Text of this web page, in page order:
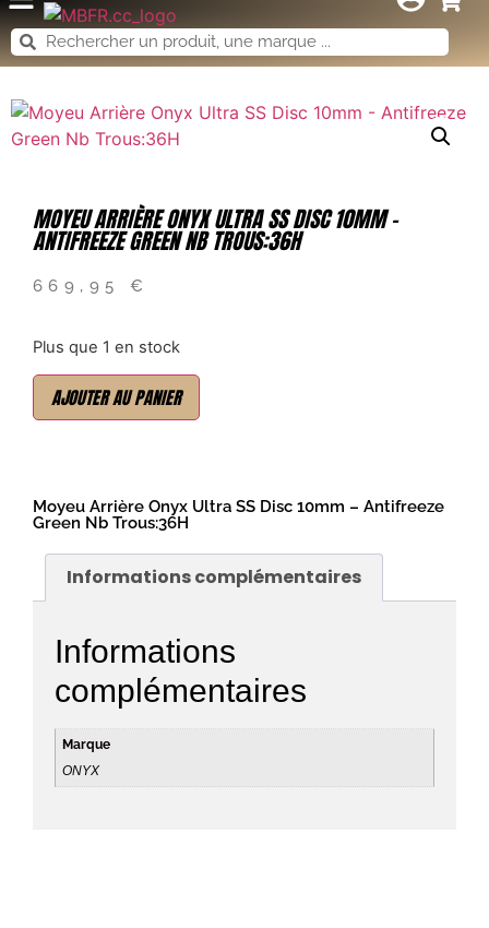
MOYEU ARRIÈRE ONYX ULTRA SS DISC 10MM –
ANTIFREEZE GREEN NB TROUS:36H
669,95 €
Plus que 1 en stock
AJOUTER AU PANIER
Moyeu Arrière Onyx Ultra SS Disc 10mm – Antifreeze
Green Nb Trous:36H
Informations complémentaires
Informations
complémentaires
Marque
ONYX